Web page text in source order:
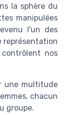
la sphère du
manipulées
l'un des
représentation
nos
une multitude
chacun
groupe.